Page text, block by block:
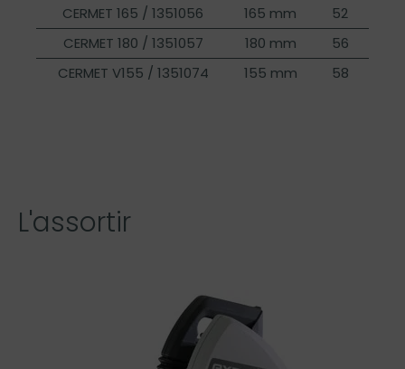
CERMET 165 / 1351056
165 mm
52
CERMET 180 / 1351057
180 mm
56
CERMET V155 / 1351074
155 mm 58
L'assortir